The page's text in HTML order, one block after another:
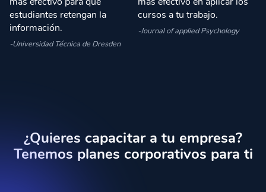
estudiantes retengan la
información.
-Universidad Técnica de Dresden
cursos a tu trabajo.
-Journal of applied Psychology
¿Quieres capacitar a tu empresa?
Tenemos planes corporativos para ti